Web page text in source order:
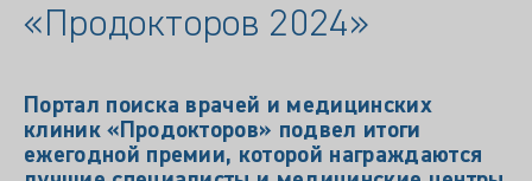
«Продокторов 2024»
Портал поиска врачей и медицинских
клиник «Продокторов» подвел итоги
ежегодной премии, которой награждаются